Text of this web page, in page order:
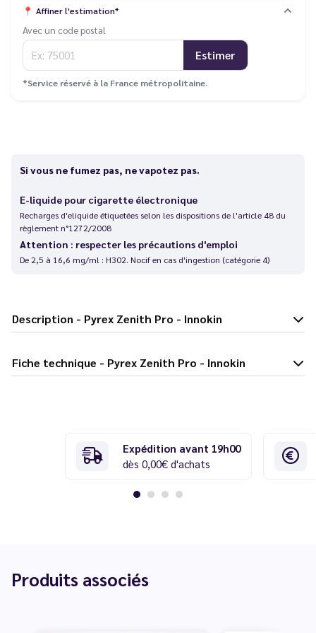
📍 Affiner l'estimation*
Avec un code postal
Estimer
*Service réservé à la France métropolitaine.
Si vous ne fumez pas, ne vapotez pas.
E-liquide pour cigarette électronique
Recharges d'eliquide étiquetées selon les dispositions de l'article 48 du
règlement n°1272/2008
Attention : respecter les précautions d'emploi
De 2,5 à 16,6 mg/ml : H302. Nocif en cas d'ingestion (catégorie 4)
Description - Pyrex Zenith Pro - Innokin
Fiche technique - Pyrex Zenith Pro - Innokin
Expédition avant 19h00
dès 0,00€ d'achats
Produits associés